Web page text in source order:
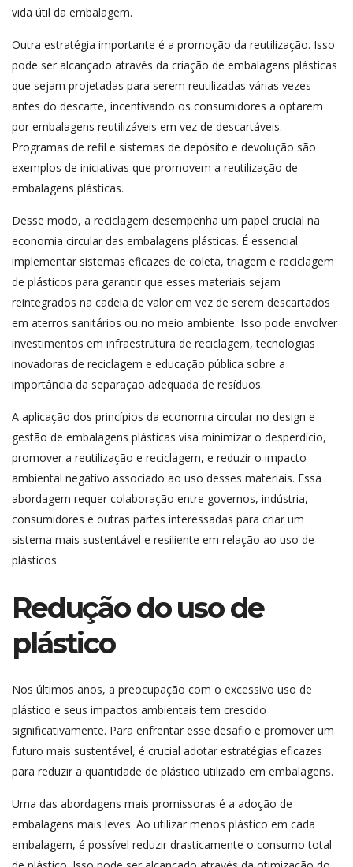
vida útil da embalagem.
Outra estratégia importante é a promoção da reutilização. Isso
pode ser alcançado através da criação de embalagens plásticas
que sejam projetadas para serem reutilizadas várias vezes
antes do descarte, incentivando os consumidores a optarem
por embalagens reutilizáveis em vez de descartáveis.
Programas de refil e sistemas de depósito e devolução são
exemplos de iniciativas que promovem a reutilização de
embalagens plásticas.
Desse modo, a reciclagem desempenha um papel crucial na
economia circular das embalagens plásticas. É essencial
implementar sistemas eficazes de coleta, triagem e reciclagem
de plásticos para garantir que esses materiais sejam
reintegrados na cadeia de valor em vez de serem descartados
em aterros sanitários ou no meio ambiente. Isso pode envolver
investimentos em infraestrutura de reciclagem, tecnologias
inovadoras de reciclagem e educação pública sobre a
importância da separação adequada de resíduos.
A aplicação dos princípios da economia circular no design e
gestão de embalagens plásticas visa minimizar o desperdício,
promover a reutilização e reciclagem, e reduzir o impacto
ambiental negativo associado ao uso desses materiais. Essa
abordagem requer colaboração entre governos, indústria,
consumidores e outras partes interessadas para criar um
sistema mais sustentável e resiliente em relação ao uso de
plásticos.
Redução do uso de
plástico
Nos últimos anos, a preocupação com o excessivo uso de
plástico e seus impactos ambientais tem crescido
significativamente. Para enfrentar esse desafio e promover um
futuro mais sustentável, é crucial adotar estratégias eficazes
para reduzir a quantidade de plástico utilizado em embalagens.
Uma das abordagens mais promissoras é a adoção de
embalagens mais leves. Ao utilizar menos plástico em cada
embalagem, é possível reduzir drasticamente o consumo total